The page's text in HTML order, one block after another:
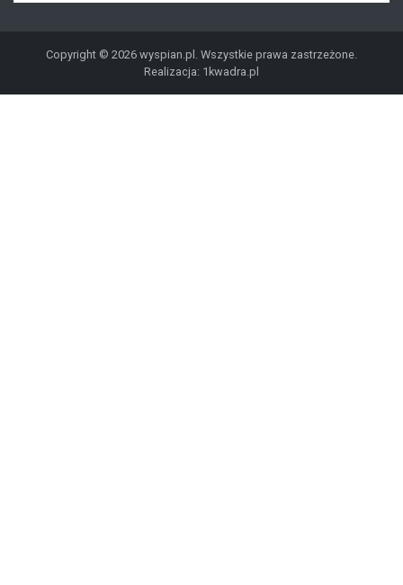
Copyright © 2026 wyspian.pl. Wszystkie prawa zastrzeżone.
Realizacja: 1kwadra.pl